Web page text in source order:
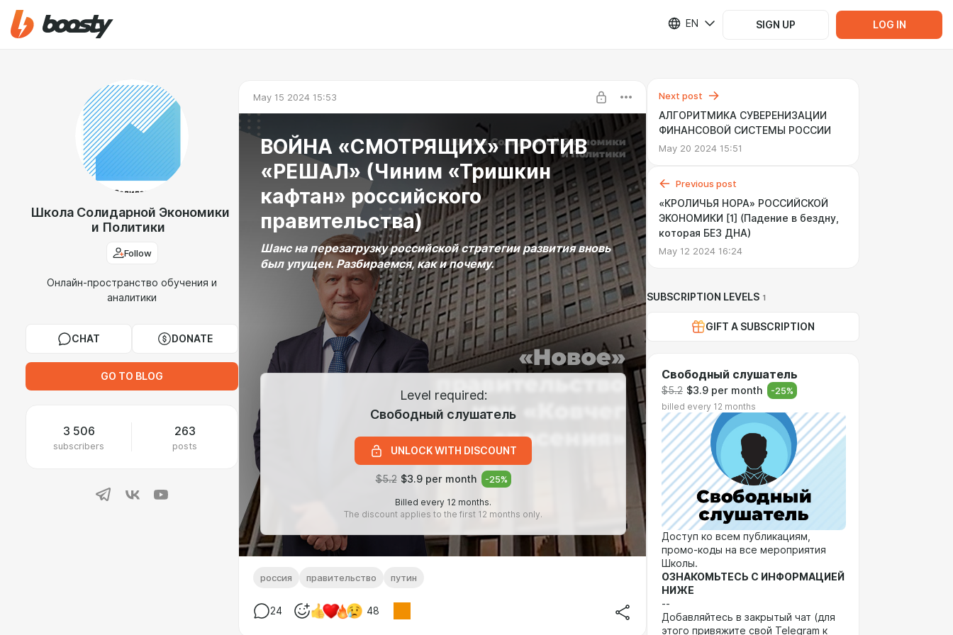
EN SIGN UP LOG IN
Школа Солидарной Экономики
и Политики
Follow
Онлайн-пространство обучения и
аналитики
CHAT DONATE
GO TO BLOG
3 506
subscribers
263
posts
May 15 2024 15:53
ВОЙНА «СМОТРЯЩИХ» ПРОТИВ
«РЕШАЛ» (Чиним «Тришкин
кафтан» российского
правительства)
Шанс на перезагрузку российской стратегии развития вновь
был упущен. Разбираемся, как и почему.
Level required:
Свободный слушатель
UNLOCK WITH DISCOUNT
$5.2 $3.9 per month -25%
Billed every 12 months.
The discount applies to the first 12 months only.
россия правительство путин
24 48
Next post
АЛГОРИТМИКА СУВЕРЕНИЗАЦИИ
ФИНАНСОВОЙ СИСТЕМЫ РОССИИ
May 20 2024 15:51
Previous post
«КРОЛИЧЬЯ НОРА» РОССИЙСКОЙ
ЭКОНОМИКИ [1] (Падение в бездну,
которая БЕЗ ДНА)
May 12 2024 16:24
SUBSCRIPTION LEVELS 1
GIFT A SUBSCRIPTION
Свободный слушатель
$5.2 $3.9 per month -25%
billed every 12 months
Доступ ко всем публикациям,
промо-коды на все мероприятия
Школы.
ОЗНАКОМЬТЕСЬ С ИНФОРМАЦИЕЙ
НИЖЕ
--
Добавляйтесь в закрытый чат (для
этого привяжите свой Telegram к